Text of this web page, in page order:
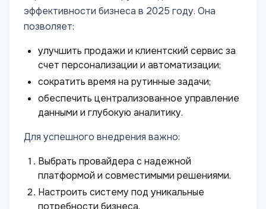
эффективности бизнеса в 2025 году. Она
позволяет:
улучшить продажи и клиентский сервис за
счет персонализации и автоматизации;
сократить время на рутинные задачи;
обеспечить централизованное управление
данными и глубокую аналитику.
Для успешного внедрения важно:
Выбрать провайдера с надежной
платформой и совместимыми решениями.
Настроить систему под уникальные
потребности бизнеса.